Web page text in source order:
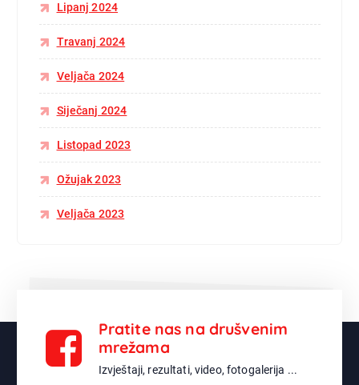
Lipanj 2024
Travanj 2024
Veljača 2024
Siječanj 2024
Listopad 2023
Ožujak 2023
Veljača 2023
Pratite nas na drušvenim
mrežama
Izvještaji, rezultati, video, fotogalerija ...